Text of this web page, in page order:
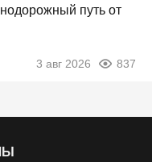
путь от
3 авг 2026 837